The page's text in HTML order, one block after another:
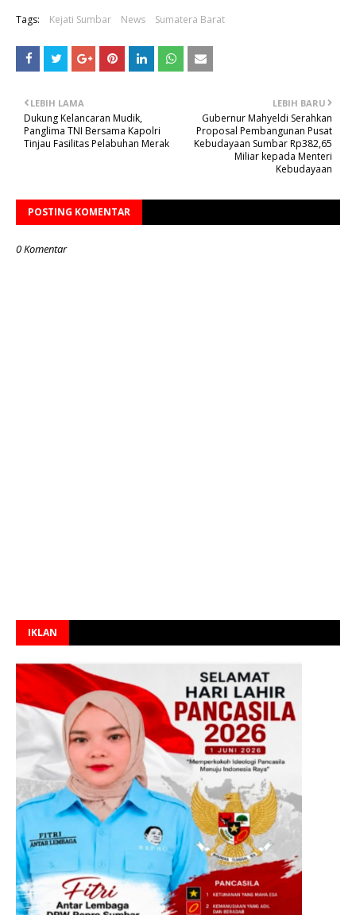
Tags: Kejati Sumbar News Sumatera Barat
LEBIH BARU
Gubernur Mahyeldi Serahkan
Proposal Pembangunan Pusat
Kebudayaan Sumbar Rp382,65
Miliar kepada Menteri
Kebudayaan
LEBIH LAMA
Dukung Kelancaran Mudik,
Panglima TNI Bersama Kapolri
Tinjau Fasilitas Pelabuhan Merak
POSTING KOMENTAR
0 Komentar
IKLAN